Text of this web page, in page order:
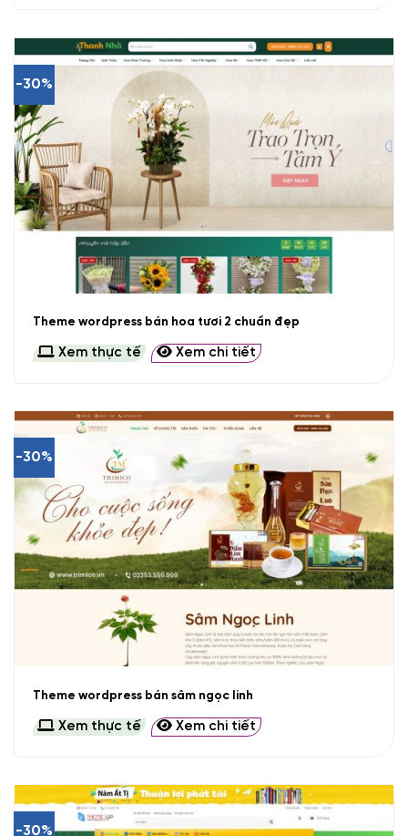
-30%
Theme wordpress bán hoa tươi 2 chuẩn đẹp
Xem thực tế Xem chi tiết
-30%
Theme wordpress bán sâm ngọc linh
Xem thực tế Xem chi tiết
-30%